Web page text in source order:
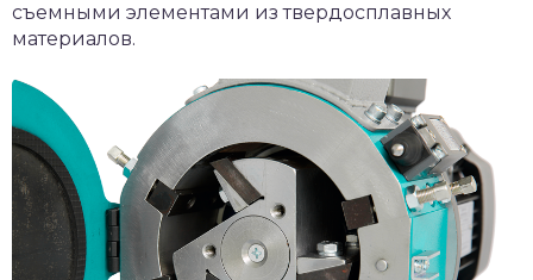
съемными элементами из твердосплавных
материалов.